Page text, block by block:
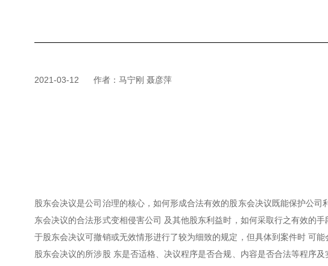
2021-03-12 作者：马宁刚 聂彦萍
股东会决议是公司治理的核心，如何形成合法有效的股东会决议既能保护公
东会决议的合法形式变相侵害公司 及其他股东利益时，如何采取行之有效的
于股东会决议可撤销或无效情形进行了较为细致的规定，但具体到案件时 可
股东会决议的所涉股 东是否适格、决议程序是否合规、内容是否合法等程序